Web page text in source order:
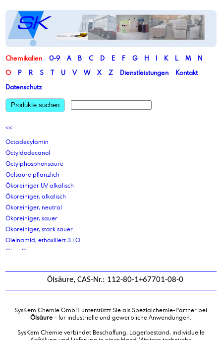
Chemikalien 0-9 A B C D E F G H I K L M
N
O
P R S T U V W X Z Dienstleistungen
Kontakt
Datenschutz
Produkte suchen
<<
Octadecylamin
Octyldodecanol
Octylphosphonsäure
Oelsäure pflanzlich
Ökoreiniger UV alkalisch
Ökoreiniger, alkalisch
Ökoreiniger, neutral
Ökoreiniger, sauer
Ökoreiniger, stark sauer
Oleinamid, ethoxiliert 3 EO
Oleyl Oleat
Oleylalkohol 90-95
Oleylcetylalkohol-5-polyglycolether
Ölsäure, CAS-Nr.: 112-80-1+67701-08-0
SysKem Chemie GmbH unterstützt Sie als Spezialchemie-Partner bei
Ölsäure– für industrielle und gewerbliche Anwendungen.
SysKem Chemie verbindet Beschaffung, Lagerbestand, individuelle